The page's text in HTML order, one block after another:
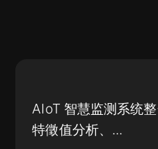
AIoT 智慧监测系统
特徵值分析、...